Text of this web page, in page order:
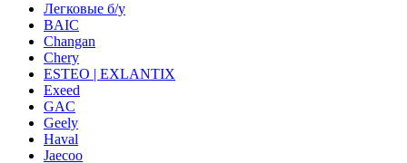
Легковые б/у
BAIC
Changan
Chery
ESTEO | EXLANTIX
Exeed
GAC
Geely
Haval
Jaecoo